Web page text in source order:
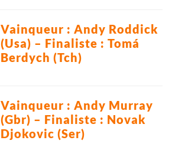
Vainqueur : Andy Roddick
(Usa) – Finaliste : Tomá
Berdych (Tch)
Vainqueur : Andy Murray
(Gbr) – Finaliste : Novak
Djokovic (Ser)